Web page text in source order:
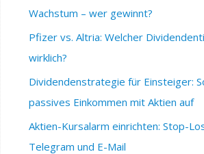
Wachstum – wer gewinnt?
Pfizer vs. Altria: Welcher
wirklich?
Dividendenstrategie für Einsteiger:
passives Einkommen mit Aktien auf
Aktien-Kursalarm einrichten: Stop-
Telegram und E-Mail